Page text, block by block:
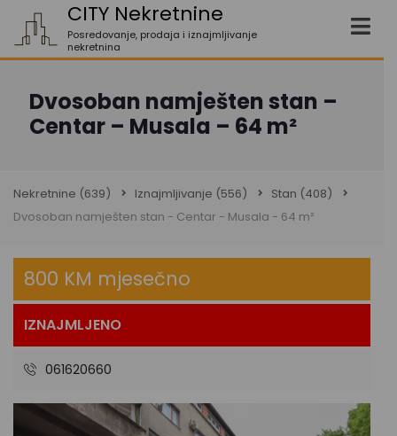
CITY Nekretnine
Posredovanje, prodaja i iznajmljivanje
nekretnina
Dvosoban namješten stan –
Centar – Musala – 64 m²
Nekretnine (639) Iznajmljivanje (556) Stan (408)
Dvosoban namješten stan - Centar - Musala - 64 m²
800 KM mjesečno
IZNAJMLJENO
061620660